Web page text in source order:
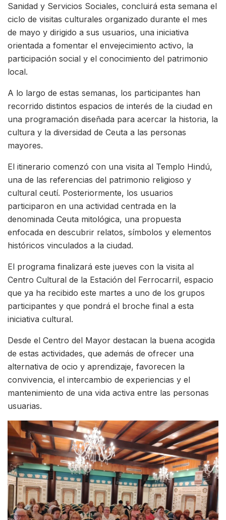
Sanidad y Servicios Sociales, concluirá esta semana el
ciclo de visitas culturales organizado durante el mes
de mayo y dirigido a sus usuarios, una iniciativa
orientada a fomentar el envejecimiento activo, la
participación social y el conocimiento del patrimonio
local.
A lo largo de estas semanas, los participantes han
recorrido distintos espacios de interés de la ciudad en
una programación diseñada para acercar la historia, la
cultura y la diversidad de Ceuta a las personas
mayores.
El itinerario comenzó con una visita al Templo Hindú,
una de las referencias del patrimonio religioso y
cultural ceutí. Posteriormente, los usuarios
participaron en una actividad centrada en la
denominada Ceuta mitológica, una propuesta
enfocada en descubrir relatos, símbolos y elementos
históricos vinculados a la ciudad.
El programa finalizará este jueves con la visita al
Centro Cultural de la Estación del Ferrocarril, espacio
que ya ha recibido este martes a uno de los grupos
participantes y que pondrá el broche final a esta
iniciativa cultural.
Desde el Centro del Mayor destacan la buena acogida
de estas actividades, que además de ofrecer una
alternativa de ocio y aprendizaje, favorecen la
convivencia, el intercambio de experiencias y el
mantenimiento de una vida activa entre las personas
usuarias.